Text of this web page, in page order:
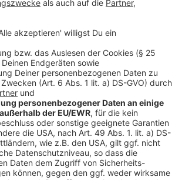
ihre Anlagen besser absichern.